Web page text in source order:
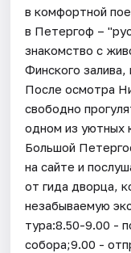
в комфортной
в Петергоф –
знакомство с
Финского
После осмотра
свободно
одном из уютных
Большой
на сайте и
от гида дворца,
незабываемую
тура:8.50-9.00 -
собора;9.00 -